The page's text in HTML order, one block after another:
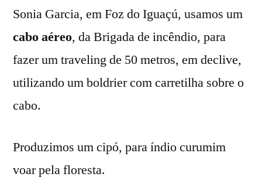
Sonia Garcia, em Foz do Iguaçú, usamos um
cabo aéreo, da Brigada de incêndio, para
fazer um traveling de 50 metros, em declive,
utilizando um boldrier com carretilha sobre o
cabo.
Produzimos um cipó, para índio curumim
voar pela floresta.